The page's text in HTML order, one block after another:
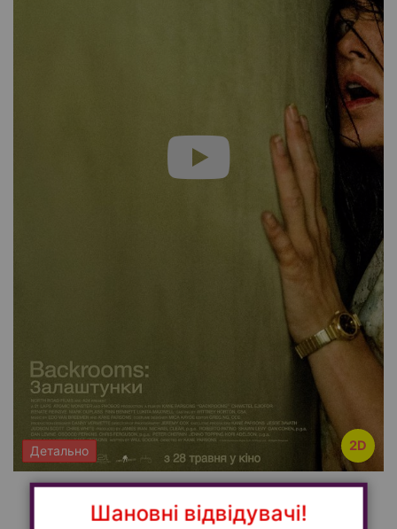
2D
Детально
трилер, жахи, фантастика - 110
Шановні відвідувачі!